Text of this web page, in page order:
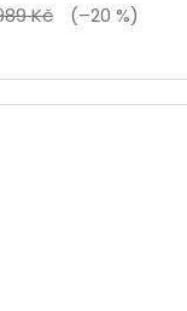
Kč (–20 %)